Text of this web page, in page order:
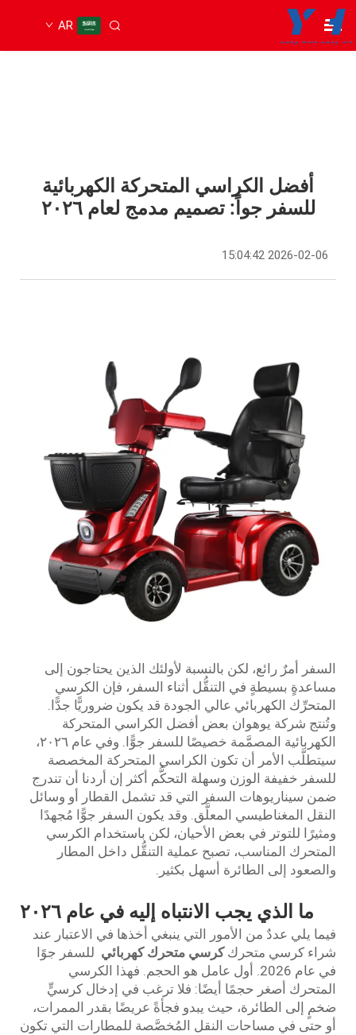
AR
أفضل الكراسي المتحركة الكهربائية
للسفر جواً: تصميم مدمج لعام ٢٠٢٦
2026-02-06 15:04:42
السفر أمرٌ رائع، لكن بالنسبة لأولئك الذين يحتاجون إلى
مساعدةٍ بسيطةٍ في التنقُّل أثناء السفر، فإن الكرسي
المتحرِّك الكهربائي عالي الجودة قد يكون ضروريًّا جدًّا.
وتُنتج شركة يوهوان بعض أفضل الكراسي المتحركة
الكهربائية المصمَّمة خصيصًا للسفر جوًّا. وفي عام ٢٠٢٦،
سيتطلَّب الأمر أن تكون الكراسي المتحركة المخصصة
للسفر خفيفة الوزن وسهلة التحكُّم أكثر إن أردنا أن تندرج
ضمن سيناريوهات السفر التي قد تشمل القطار أو وسائل
النقل المغناطيسي المعلَّق. وقد يكون السفر جوًّا مُجهدًا
ومثيرًا للتوتر في بعض الأحيان، لكن باستخدام الكرسي
المتحرك المناسب، تصبح عملية التنقُّل داخل المطار
والصعود إلى الطائرة أسهل بكثير.
ما الذي يجب الانتباه إليه في عام ٢٠٢٦
فيما يلي عددٌ من الأمور التي ينبغي أخذها في الاعتبار عند
شراء كرسي متحرككرسي متحرك كهربائي للسفر جوًا
في عام 2026. أول عامل هو الحجم. فهذا الكرسي
المتحرك أصغر حجمًا أيضًا: فلا ترغب في إدخال كرسيٍّ
ضخمٍ إلى الطائرة، حيث يبدو فجأةً عريضًا بقدر الممرات،
أو حتى في مساحات النقل المُخصَّصة للمطارات التي تكون